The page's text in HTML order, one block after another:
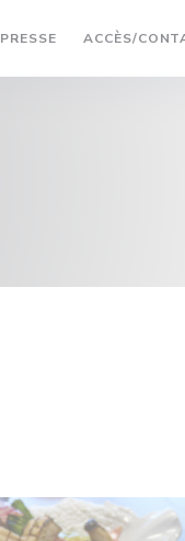
PRESSE ACCÈS/